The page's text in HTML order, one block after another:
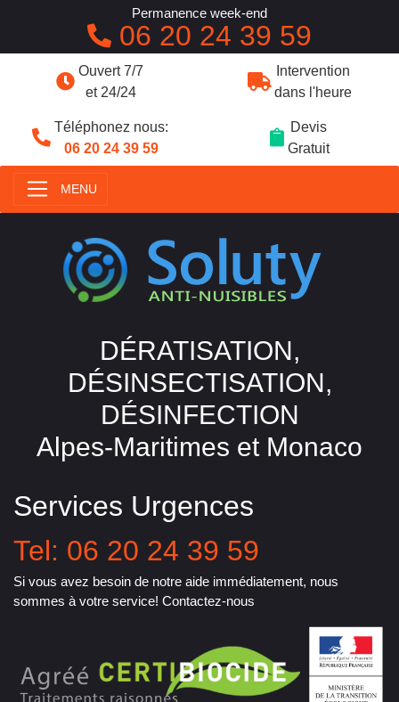
Ouvert 7/7
et 24/24
Intervention
dans l'heure
Téléphonez nous:
06 20 24 39 59
Devis
Gratuit
MENU
DÉRATISATION,
DÉSINSECTISATION,
DÉSINFECTION
Alpes-Maritimes et Monaco
Services Urgences
Tel: 06 20 24 39 59
Si vous avez besoin de notre aide immédiatement, nous
sommes à votre service! Contactez-nous
Permanence week-end
06 20 24 39 59